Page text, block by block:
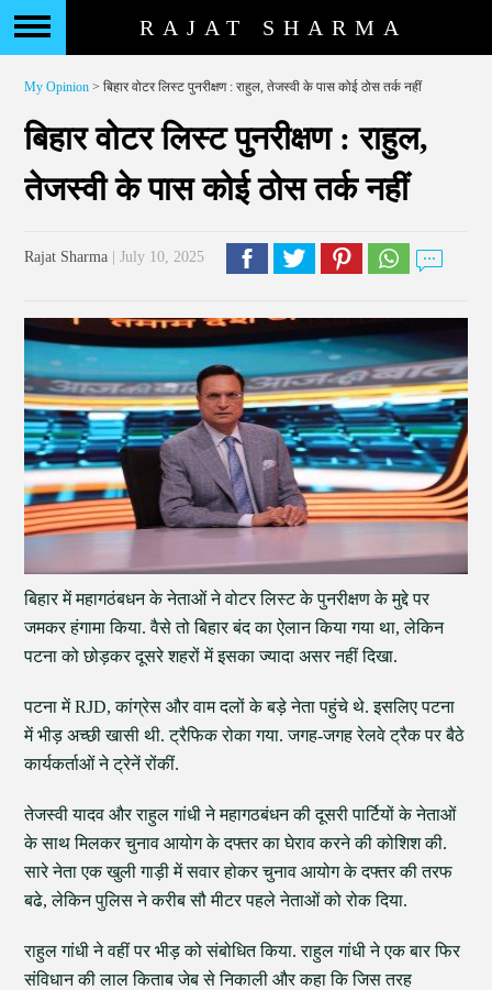
RAJAT SHARMA
My Opinion > बिहार वोटर लिस्ट पुनरीक्षण : राहुल, तेजस्वी के पास कोई ठोस तर्क नहीं
बिहार वोटर लिस्ट पुनरीक्षण : राहुल,
तेजस्वी के पास कोई ठोस तर्क नहीं
Rajat Sharma | July 10, 2025
बिहार में महागठंबधन के नेताओं ने वोटर लिस्ट के पुनरीक्षण के मुद्दे पर
जमकर हंगामा किया. वैसे तो बिहार बंद का ऐलान किया गया था, लेकिन
पटना को छोड़कर दूसरे शहरों में इसका ज्यादा असर नहीं दिखा.
पटना में RJD, कांग्रेस और वाम दलों के बड़े नेता पहुंचे थे. इसलिए पटना
में भीड़ अच्छी खासी थी. ट्रैफिक रोका गया. जगह-जगह रेलवे ट्रैक पर बैठे
कार्यकर्ताओं ने ट्रेनें रोंकीं.
तेजस्वी यादव और राहुल गांधी ने महागठबंधन की दूसरी पार्टियों के नेताओं
के साथ मिलकर चुनाव आयोग के दफ्तर का घेराव करने की कोशिश की.
सारे नेता एक खुली गाड़ी में सवार होकर चुनाव आयोग के दफ्तर की तरफ
बढे, लेकिन पुलिस ने करीब सौ मीटर पहले नेताओं को रोक दिया.
राहुल गांधी ने वहीं पर भीड़ को संबोधित किया. राहुल गांधी ने एक बार फिर
संविधान की लाल किताब जेब से निकाली और कहा कि जिस तरह